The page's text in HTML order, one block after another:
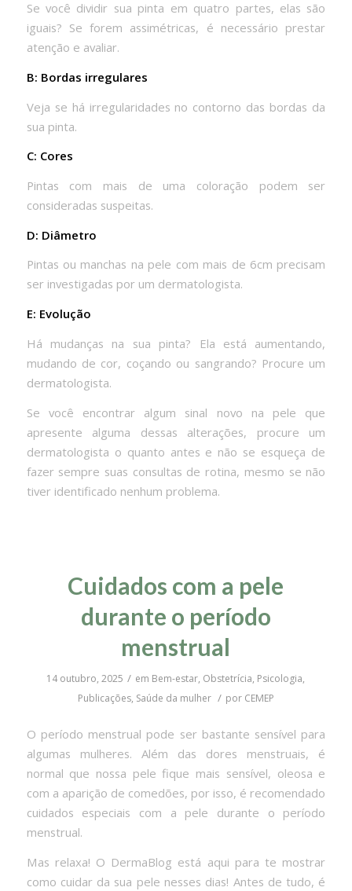
Se você dividir sua pinta em quatro partes, elas são
iguais? Se forem assimétricas, é necessário prestar
atenção e avaliar.
B: Bordas irregulares
Veja se há irregularidades no contorno das bordas da
sua pinta.
C: Cores
Pintas com mais de uma coloração podem ser
consideradas suspeitas.
D: Diâmetro
Pintas ou manchas na pele com mais de 6cm precisam
ser investigadas por um dermatologista.
E: Evolução
Há mudanças na sua pinta? Ela está aumentando,
mudando de cor, coçando ou sangrando? Procure um
dermatologista.
Se você encontrar algum sinal novo na pele que
apresente alguma dessas alterações, procure um
dermatologista o quanto antes e não se esqueça de
fazer sempre suas consultas de rotina, mesmo se não
tiver identificado nenhum problema.
Cuidados com a pele
durante o período
menstrual
14 outubro, 2025 / em Bem-estar, Obstetrícia, Psicologia,
Publicações, Saúde da mulher / por CEMEP
O período menstrual pode ser bastante sensível para
algumas mulheres. Além das dores menstruais, é
normal que nossa pele fique mais sensível, oleosa e
com a aparição de comedões, por isso, é recomendado
cuidados especiais com a pele durante o período
menstrual.
Mas relaxa! O DermaBlog está aqui para te mostrar
como cuidar da sua pele nesses dias! Antes de tudo, é